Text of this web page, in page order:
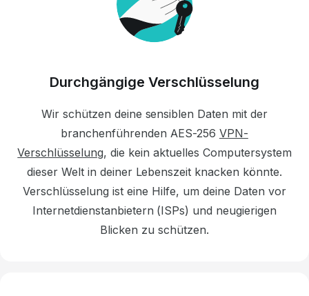
Durchgängige Verschlüsselung
Wir schützen deine sensiblen Daten mit der
branchenführenden AES-256 VPN-
Verschlüsselung,die kein aktuelles Computersystem
dieser Welt in deiner Lebenszeit knacken könnte.
Verschlüsselungist eine Hilfe, um deine Daten vor
Internetdienstanbietern (ISPs) und neugierigen
Blicken zu schützen.